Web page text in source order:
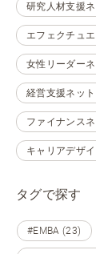
研究人材支援
エフェクチュ
女性リーダー
経営支援ネッ
ファイナンス
キャリアデザ
タグで探す
#EMBA (23)